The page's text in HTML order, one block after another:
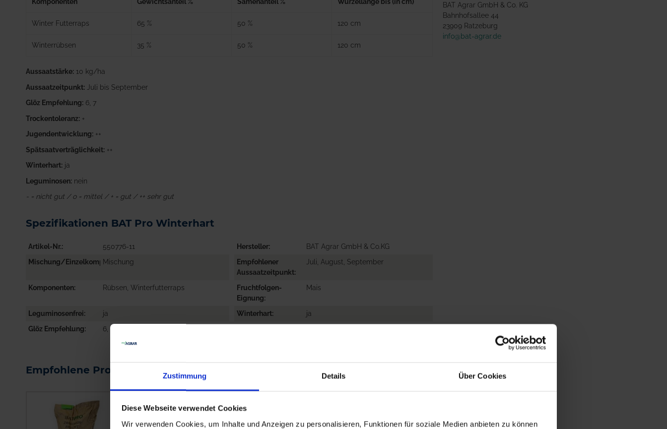
Zustimmung Details Über Cookies
Diese Webseite verwendet Cookies
Wir verwenden Cookies, um Inhalte und Anzeigen zu personalisieren, Funktionen für soziale Medien anbieten zu können
Winter Futterraps 65 % 50 % 120 cm
Winterrübsen 35 % 50 % 120 cm
Aussaatstärke: 10 kg/ha
Aussaatzeitpunkt: Juli bis September
Glöz Empfehlung: 6, 7
Trockentoleranz: +
Jugendentwicklung: ++
Spätsaatverträglichkeit: ++
Winterhart: ja
Leguminosen: nein
- = nicht gut / o = mittel / + = gut / ++ sehr gut
Spezifikationen BAT Pro Winterhart
Artikel-Nr. 550776-11 Hersteller
BAT Agrar GmbH & Co.KG
Mischung/Einzelkomponente
Mischung
Empfohlener
Aussaatzeitpunkt
Juli, August, September
Komponenten Rübsen, Winterfutterraps
Fruchtfolgen-
Eignung
Mais
Leguminosenfrei ja Winterhart
ja
Glöz Empfehlung
6, 7
Empfohlene Produkte
BAT Agrar GmbH & Co. KG
Bahnhofsallee 44
23909 Ratzeburg
info@bat-agrar.de